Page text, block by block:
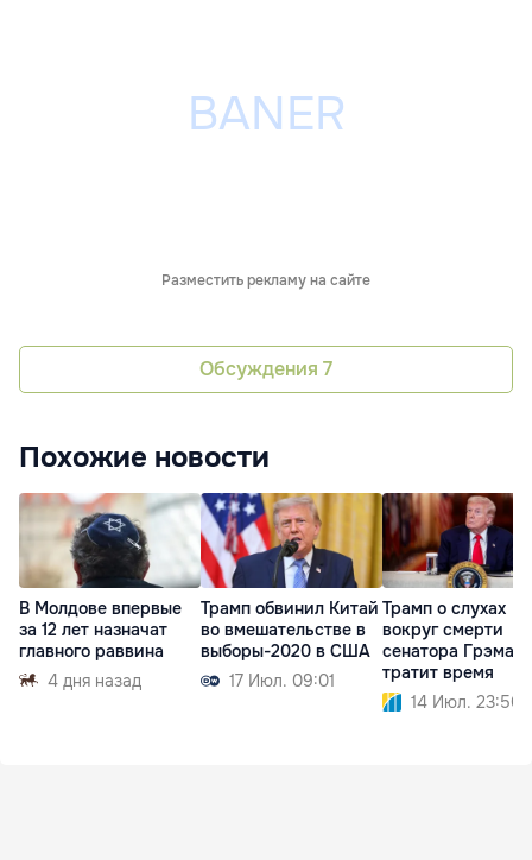
Разместить рекламу на сайте
Обсуждения 7
Похожие новости
В Молдове впервые
за 12 лет назначат
главного раввина
4 дня назад
Трамп обвинил Китай
во вмешательстве в
выборы-2020 в США
17 Июл. 09:01
Трамп о слухах
вокруг смерти
сенатора Грэма:
тратит время
14 Июл. 23:50